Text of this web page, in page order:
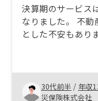
決算期のサービス
なりました。 不動産投資については漠然
とした不安もあり
きたので、他人
す。
30代前半 / 年収
災保険株式会社